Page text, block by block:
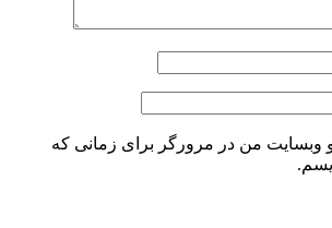
و وبسایت من در مرورگر برای زمانی که